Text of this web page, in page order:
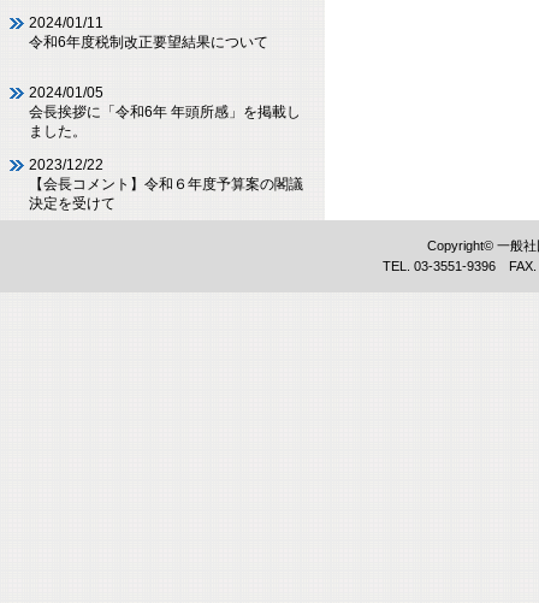
2024/01/11
令和6年度税制改正要望結果について
2024/01/05
会長挨拶に「令和6年 年頭所感」を掲載し
ました。
2023/12/22
【会長コメント】令和６年度予算案の閣議
決定を受けて
Copyright© 一般
TEL. 03-3551-9396